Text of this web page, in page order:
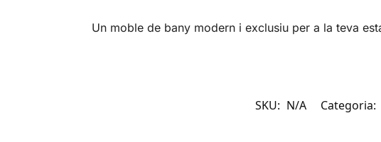
Un moble de bany modern i exclusiu per a la teva
SKU: N/A Categoria: